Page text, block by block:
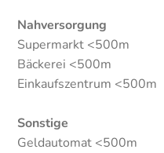
Nahversorgung
Supermarkt <500m
Bäckerei <500m
Einkaufszentrum <500m
Sonstige
Geldautomat <500m